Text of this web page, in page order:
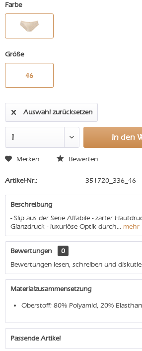
Farbe
Größe
46
Auswahl zurücksetzen
In den
Merken Bewerten
Artikel-Nr.: 351720_336_46
Beschreibung
- Slip aus der Serie Affabile - zarter
Glanzdruck - luxuriöse Optik durch... mehr
Bewertungen
0
Bewertungen lesen, schreiben und
Materialzusammensetzung
Oberstoff: 80% Polyamid, 20% Elasthan
Passende Artikel